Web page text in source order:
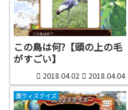
この鳥は何?【頭の上の毛
がすごい】
2018.04.02 2018.04.04
黒ウィズクイズ